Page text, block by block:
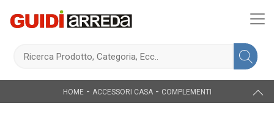
HOME- ACCESSORI CASA - COMPLEMENTI